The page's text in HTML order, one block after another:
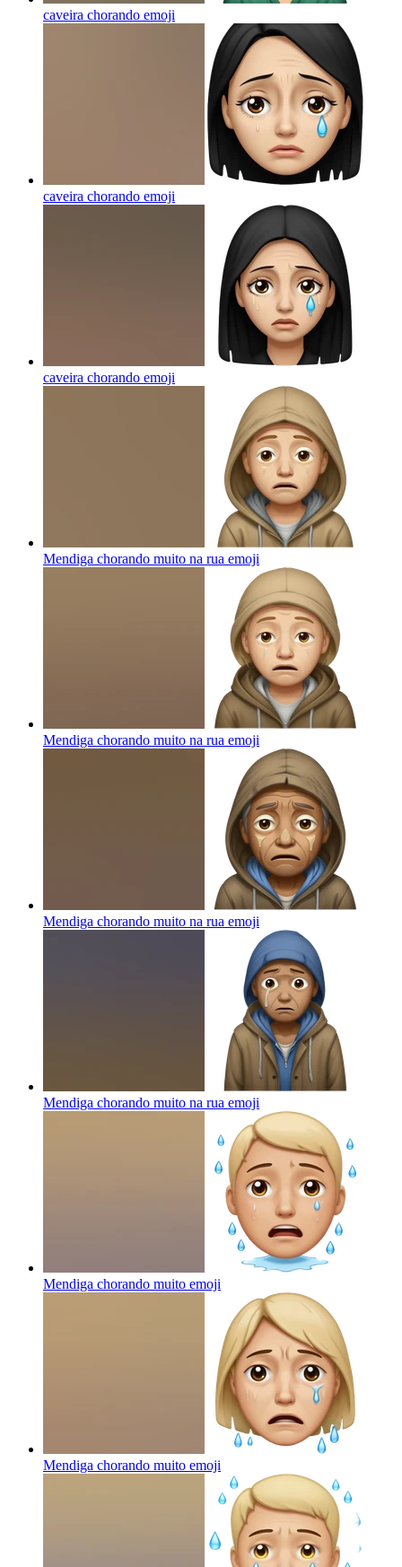
caveira chorando emoji
caveira chorando emoji
caveira chorando emoji
Mendiga chorando muito na rua emoji
Mendiga chorando muito na rua emoji
Mendiga chorando muito na rua emoji
Mendiga chorando muito na rua emoji
Mendiga chorando muito emoji
Mendiga chorando muito emoji